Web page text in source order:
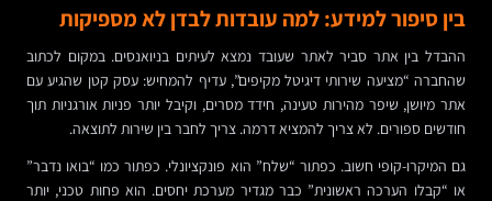
בין סיפור למידע: למה עובדות לבדן לא מספיקות
ההבדל בין אתר סביר לאתר שעובד נמצא לעיתים בניואנסים. במקום לכתוב
שהחברה “מציעה שירותי דיגיטל מקיפים”, עדיף להמחיש: עסק קטן שהגיע עם
אתר מיושן, שיפר מהירות טעינה, חידד מסרים, וקיבל יותר פניות אורגניות תוך
חודשים ספורים. לא צריך להמציא דרמה. צריך לחבר בין שירות לתוצאה.
גם המיקרו-קופי חשוב. כפתור “שלח” הוא פונקציונלי. כפתור כמו “בואו נדבר”
או “קבלו הערכה ראשונית” כבר מגדיר מערכת יחסים. הוא פחות טכני, יותר